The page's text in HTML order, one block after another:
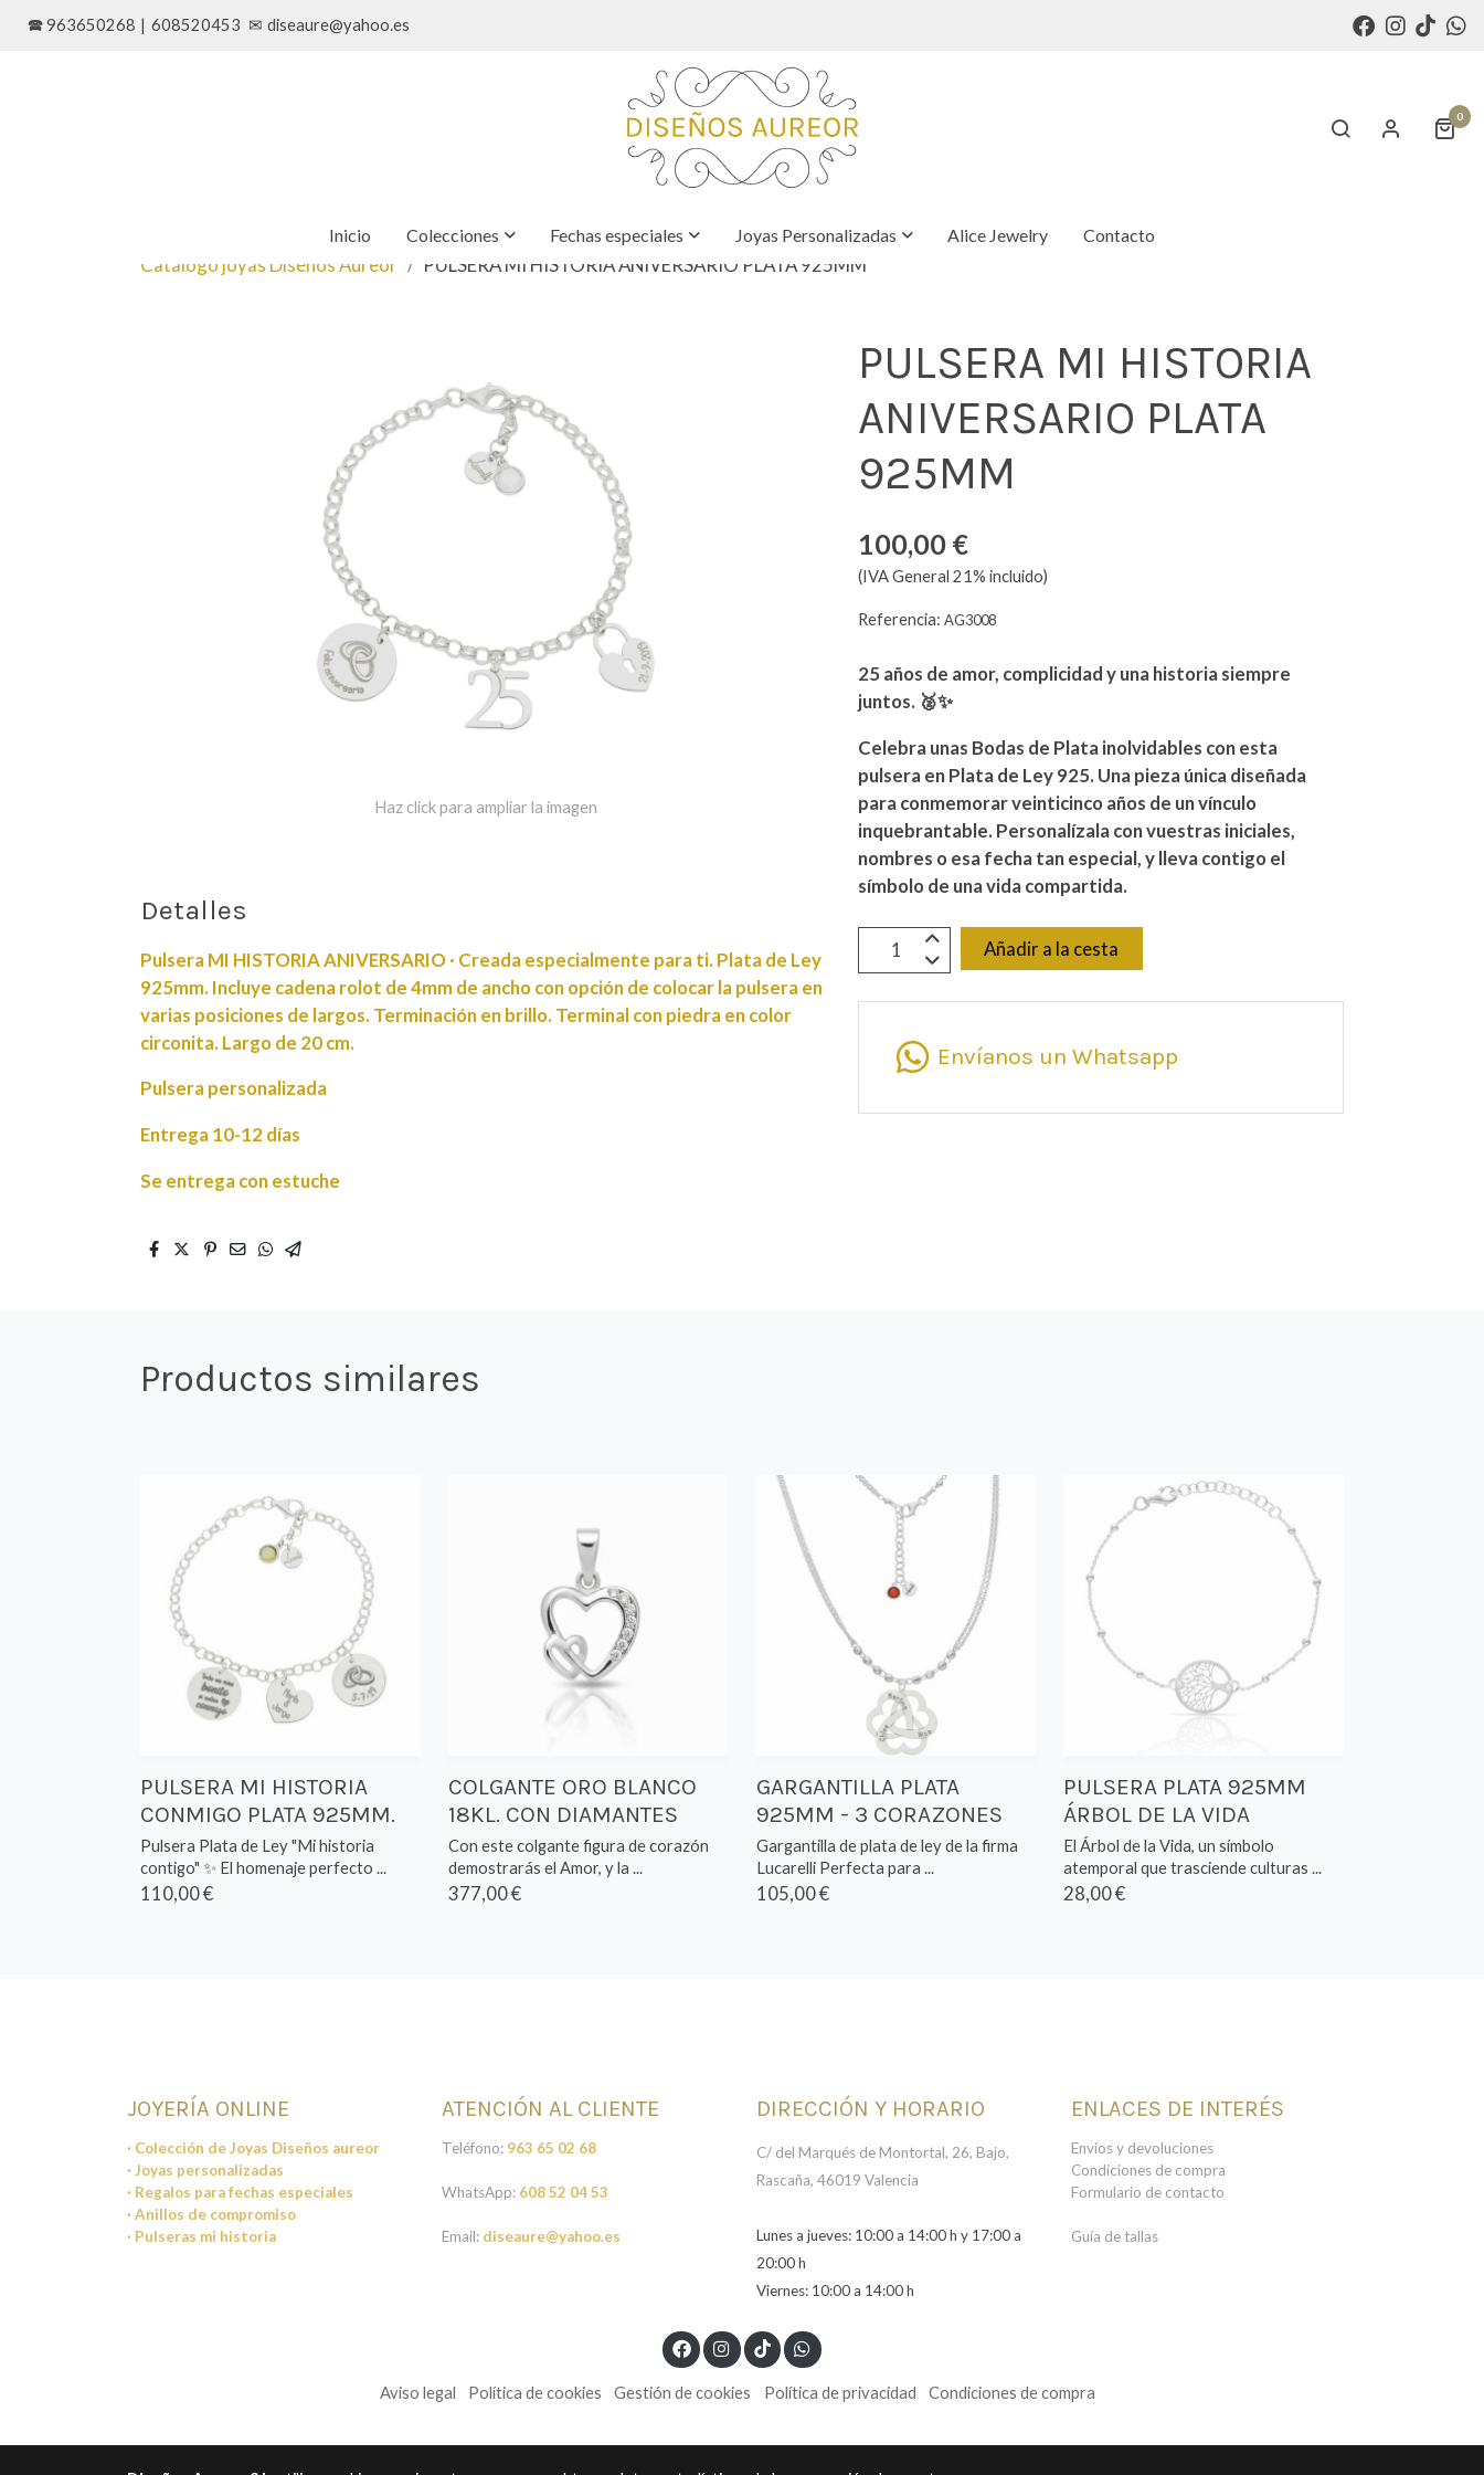
🕿 963650268 | 608520453 ✉ diseaure@yahoo.es
0
Inicio Colecciones Fechas especiales Joyas Personalizadas Alice Jewelry Contacto
Catálogo joyas Diseños Aureor PULSERA MI HISTORIA ANIVERSARIO PLATA 925MM
Haz click para ampliar la imagen
Detalles
Pulsera MI HISTORIA ANIVERSARIO · Creada especialmente para ti. Plata de Ley
925mm. Incluye cadena rolot de 4mm de ancho con opción de colocar la pulsera en
varias posiciones de largos. Terminación en brillo. Terminal con piedra en color
circonita. Largo de 20 cm.
Pulsera personalizada
Entrega 10-12 días
Se entrega con estuche
PULSERA MI HISTORIA
ANIVERSARIO PLATA
925MM
100,00 €
(IVA General 21% incluido)
Referencia:AG3008
25 años de amor, complicidad y una historia siempre
juntos. 🥈✨
Celebra unas Bodas de Plata inolvidables con esta
pulsera en Plata de Ley 925. Una pieza única diseñada
para conmemorar veinticinco años de un vínculo
inquebrantable. Personalízala con vuestras iniciales,
nombres o esa fecha tan especial, y lleva contigo el
símbolo de una vida compartida.
Añadir a la cesta
Envíanos un Whatsapp
Productos similares
PULSERA MI HISTORIA
CONMIGO PLATA 925MM.
Pulsera Plata de Ley "Mi historia
contigo" ✨ El homenaje perfecto ...
110,00 €
COLGANTE ORO BLANCO
18KL. CON DIAMANTES
Con este colgante figura de corazón
demostrarás el Amor, y la ...
377,00 €
GARGANTILLA PLATA
925MM - 3 CORAZONES
Gargantilla de plata de ley de la firma
Lucarelli Perfecta para ...
105,00 €
PULSERA PLATA 925MM
ÁRBOL DE LA VIDA
El Árbol de la Vida, un símbolo
atemporal que trasciende culturas ...
28,00 €
JOYERÍA ONLINE
· Colección de Joyas Diseños aureor
· Joyas personalizadas
· Regalos para fechas especiales
· Anillos de compromiso
· Pulseras mi historia
ATENCIÓN AL CLIENTE
Teléfono: 963 65 02 68
WhatsApp: 608 52 04 53
Email: diseaure@yahoo.es
DIRECCIÓN Y HORARIO
C/ del Marqués de Montortal, 26, Bajo,
Rascaña, 46019 Valencia
Lunes a jueves: 10:00 a 14:00 h y 17:00 a
20:00 h
Viernes: 10:00 a 14:00 h
ENLACES DE INTERÉS
Envíos y devoluciones
Condiciones de compra
Formulario de contacto
Guía de tallas
Aviso legal Política de cookies Gestión de cookies Política de privacidad Condiciones de compra